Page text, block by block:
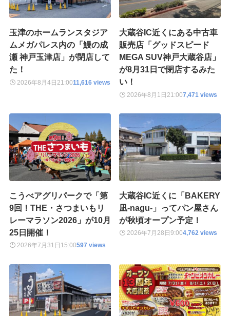
玉津のホームランスタジア
ムメガパレス内の「鰻の成
瀬 神戸玉津店」が閉店して
た！
2026年8月4日 21:0011,616 views
大蔵谷IC近くにある中古車
販売店「グッドスピード
MEGA SUV神戸大蔵谷店」
が8月31日で閉店するみた
い！
2026年8月1日 21:007,471 views
こうべアグリパークで「第
9回！THE・さつまいもリ
レーマラソン2026」が10月
25日開催！
2026年7月31日 15:00597 views
大蔵谷IC近くに「BAKERY
凪-nagu-」ってパン屋さん
が秋頃オープン予定！
2026年7月28日9:004,762 views